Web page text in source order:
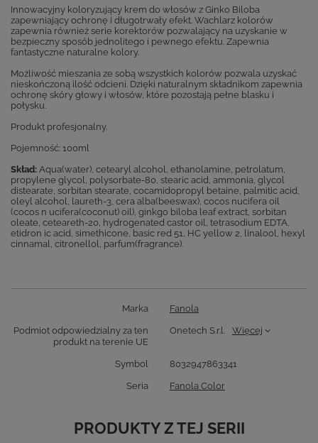
Innowacyjny koloryzujący krem do włosów z Ginko Biloba
zapewniający ochronę i długotrwały efekt. Wachlarz kolorów
zapewnia również serie korektorów pozwalający na uzyskanie w
bezpieczny sposób jednolitego i pewnego efektu. Zapewnia
fantastyczne naturalne kolory.
Możliwość mieszania ze sobą wszystkich kolorów pozwala uzyskać
nieskończoną ilość odcieni. Dzięki naturalnym składnikom zapewnia
ochronę skóry głowy i włosów, które pozostają pełne blasku i
połysku.
Produkt profesjonalny.
Pojemność: 100ml
Skład: Aqua(water), cetearyl alcohol, ethanolamine, petrolatum,
propylene glycol, polysorbate-80, stearic acid, ammonia, glycol
distearate, sorbitan stearate, cocamidopropyl betaine, palmitic acid,
oleyl alcohol, laureth-3, cera alba(beeswax), cocos nucifera oil
(cocos n ucifera(coconut) oil), ginkgo biloba leaf extract, sorbitan
oleate, ceteareth-20, hydrogenated castor oil, tetrasodium EDTA,
etidron ic acid, simethicone, basic red 51, HC yellow 2, linalool, hexyl
cinnamal, citronellol, parfum(fragrance).
Marka Fanola
Podmiot odpowiedzialny za ten
produkt na terenie UE
Onetech S.r.l. Więcej
Symbol 8032947863341
Seria Fanola Color
PRODUKTY Z TEJ SERII